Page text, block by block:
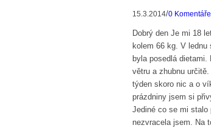
15.3.2014/0 Komentáře
Dobrý den Je mi 18
kolem 66 kg. V
byla posedlá
větru a zhubnu
týden skoro nic a o
prázdniny jsem si
Jediné co se mi
nezvracela jsem. Na